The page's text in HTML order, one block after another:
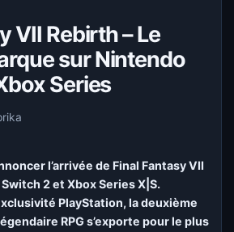
VII Rebirth – Le
sur Nintendo
Series
l’arrivée de Final Fantasy VII
2 et Xbox Series X|S.
PlayStation, la deuxième
RPG s’exporte pour le plus